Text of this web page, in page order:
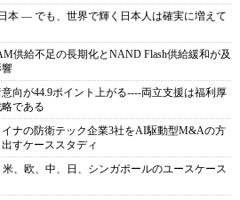
本 ― でも、世界で輝く日本人は確実に増えて
供給不足の長期化とNAND Flash供給緩和が及
向が44.9ポイント上がる----両立支援は福利厚
である
ナの防衛テック企業3社をAI駆動型M&Aの方
すケーススタディ
、欧、中、日、シンガポールのユースケース